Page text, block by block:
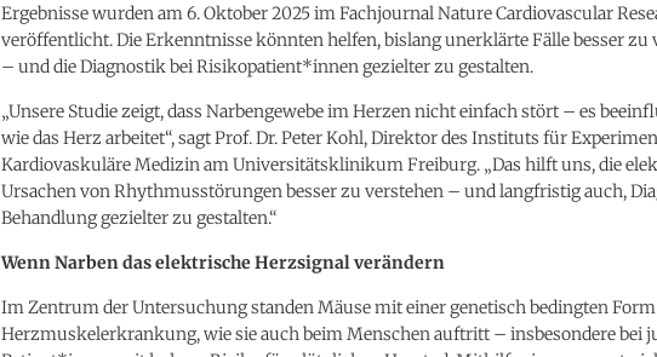
Ergebnisse wurden am 6. Oktober 2025 im Fachjournal Nature Cardiovascular
veröffentlicht. Die Erkenntnisse könnten helfen, bislang unerklärte Fälle besser zu
– und die Diagnostik bei Risikopatient*innen gezielter zu gestalten.
„Unsere Studie zeigt, dass Narbengewebe im Herzen nicht einfach stört – es
wie das Herz arbeitet“, sagt Prof. Dr. Peter Kohl, Direktor des Instituts für
Kardiovaskuläre Medizin am Universitätsklinikum Freiburg. „Das hilft uns, die
Ursachen von Rhythmusstörungen besser zu verstehen – und langfristig auch,
Behandlung gezielter zu gestalten.“
Wenn Narben das elektrische Herzsignal verändern
Im Zentrum der Untersuchung standen Mäuse mit einer genetisch bedingten
Herzmuskelerkrankung, wie sie auch beim Menschen auftritt – insbesondere bei